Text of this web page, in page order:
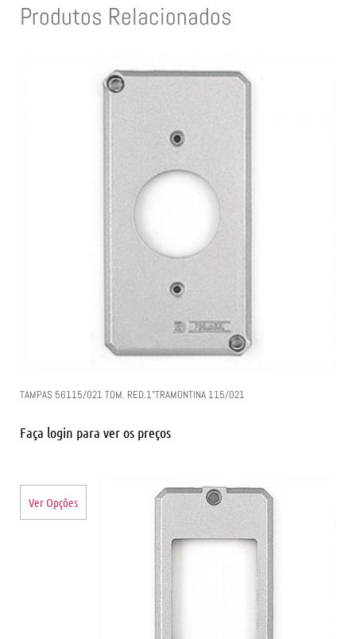
Produtos Relacionados
TAMPAS 56115/021 TOM. RED.1”TRAMONTINA 115/021
Faça login para ver os preços
Ver Opções